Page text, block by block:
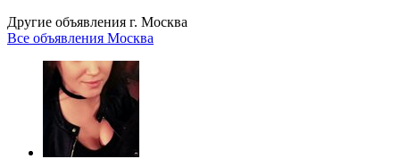
Другие объявления г. Москва
Все объявления Москва